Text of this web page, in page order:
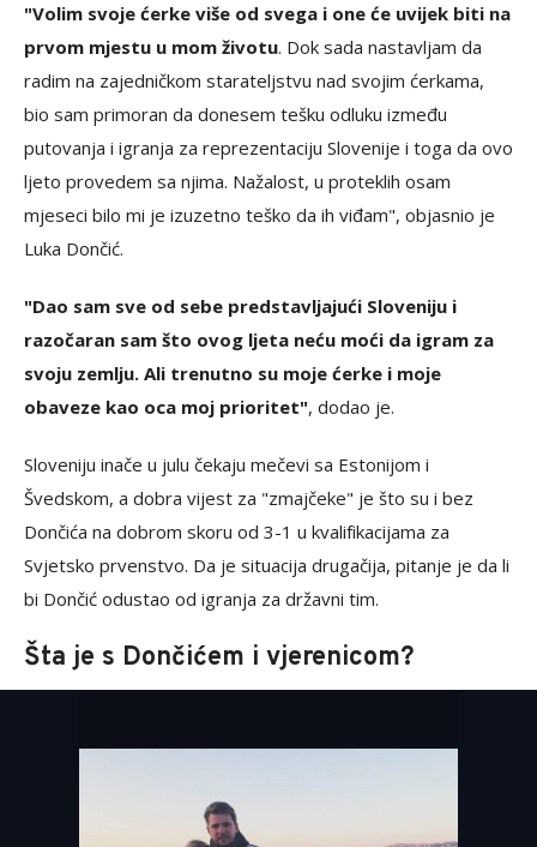
"Volim svoje ćerke više od svega i one će uvijek biti na
prvom mjestu u mom životu. Dok sada nastavljam da
radim na zajedničkom starateljstvu nad svojim ćerkama,
bio sam primoran da donesem tešku odluku između
putovanja i igranja za reprezentaciju Slovenije i toga da ovo
ljeto provedem sa njima. Nažalost, u proteklih osam
mjeseci bilo mi je izuzetno teško da ih viđam", objasnio je
Luka Dončić.
"Dao sam sve od sebe predstavljajući Sloveniju i
razočaran sam što ovog ljeta neću moći da igram za
svoju zemlju. Ali trenutno su moje ćerke i moje
obaveze kao oca moj prioritet", dodao je.
Sloveniju inače u julu čekaju mečevi sa Estonijom i
Švedskom, a dobra vijest za "zmajčeke" je što su i bez
Dončića na dobrom skoru od 3-1 u kvalifikacijama za
Svjetsko prvenstvo. Da je situacija drugačija, pitanje je da li
bi Dončić odustao od igranja za državni tim.
Šta je s Dončićem i vjerenicom?